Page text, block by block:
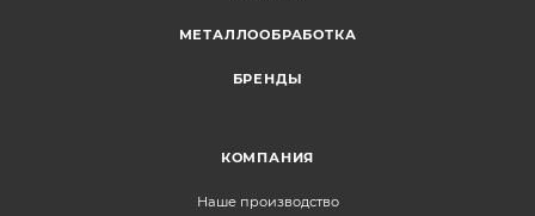
МЕТАЛЛООБРАБОТКА
БРЕНДЫ
КОМПАНИЯ
Наше производство